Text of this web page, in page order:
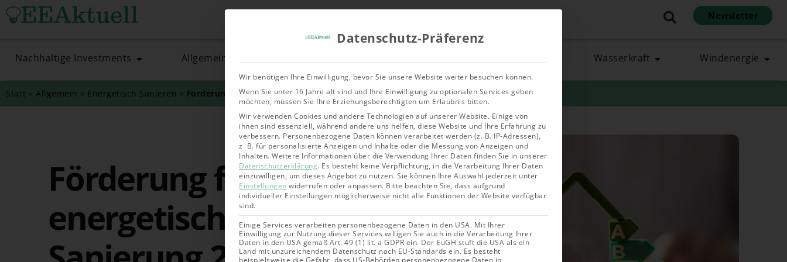
Newsletter
Nachhaltige Investments Allgemein Wasserkraft Windenergie
Start » Allgemein » Energetisch Sanieren » Förderung für die energetische Sanierung 2026: Alle Zuschüsse im Überblick
Förderung für die
energetische
Datenschutz-Präferenz
Wir benötigen Ihre Einwilligung, bevor Sie unsere Website weiter besuchen können.
Wenn Sie unter 16 Jahre alt sind und Ihre Einwilligung zu optionalen Services geben
möchten, müssen Sie Ihre Erziehungsberechtigten um Erlaubnis bitten.
Wir verwenden Cookies und andere Technologien auf unserer Website. Einige von
ihnen sind essenziell, während andere uns helfen, diese Website und Ihre Erfahrung zu
verbessern. Personenbezogene Daten können verarbeitet werden (z. B. IP-Adressen),
z. B. für personalisierte Anzeigen und Inhalte oder die Messung von Anzeigen und
Inhalten. Weitere Informationen über die Verwendung Ihrer Daten finden Sie in unserer
Datenschutzerklärung. Es besteht keine Verpflichtung, in die Verarbeitung Ihrer Daten
einzuwilligen, um dieses Angebot zu nutzen. Sie können Ihre Auswahl jederzeit unter
Einstellungen widerrufen oder anpassen. Bitte beachten Sie, dass aufgrund
individueller Einstellungen möglicherweise nicht alle Funktionen der Website verfügbar
sind.
Einige Services verarbeiten personenbezogene Daten in den USA. Mit Ihrer
Einwilligung zur Nutzung dieser Services willigen Sie auch in die Verarbeitung Ihrer
Daten in den USA gemäß Art. 49 (1) lit. a GDPR ein. Der EuGH stuft die USA als ein
Land mit unzureichendem Datenschutz nach EU-Standards ein. Es besteht
beispielsweise die Gefahr, dass US-Behörden personenbezogene Daten in